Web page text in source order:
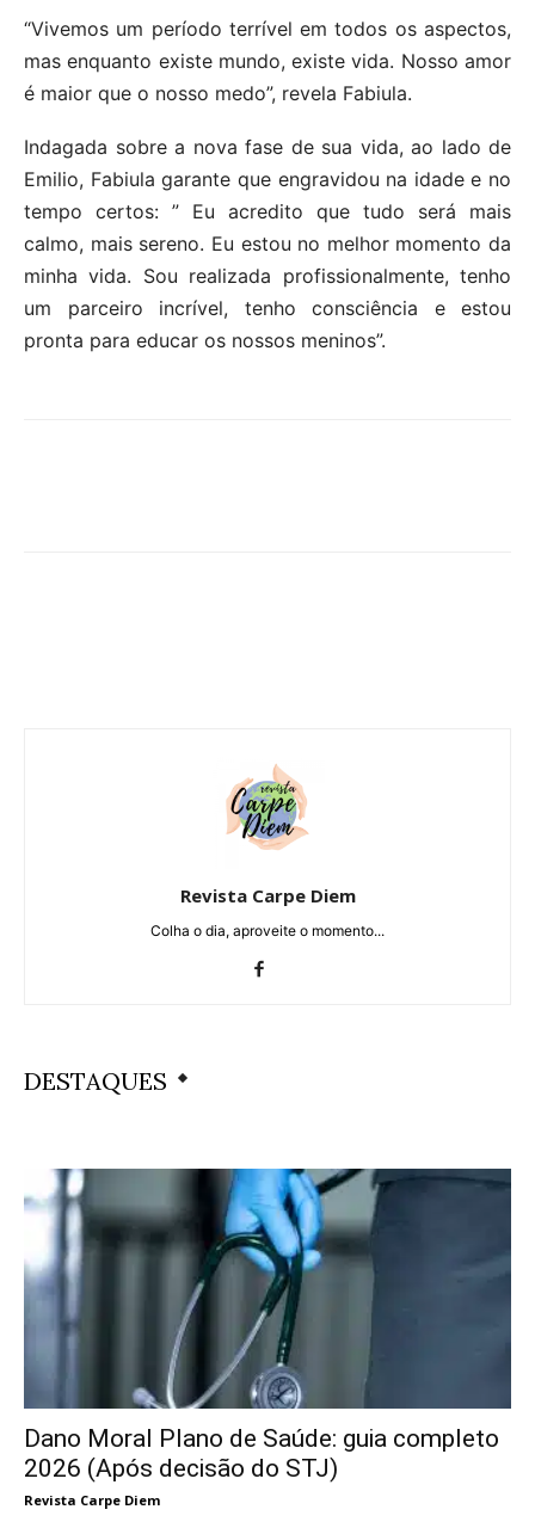
“Vivemos um período terrível em todos os aspectos,
mas enquanto existe mundo, existe vida. Nosso amor
é maior que o nosso medo”, revela Fabiula.
Indagada sobre a nova fase de sua vida, ao lado de
Emilio, Fabiula garante que engravidou na idade e no
tempo certos: ” Eu acredito que tudo será mais
calmo, mais sereno. Eu estou no melhor momento da
minha vida. Sou realizada profissionalmente, tenho
um parceiro incrível, tenho consciência e estou
pronta para educar os nossos meninos”.
Revista Carpe Diem
Colha o dia, aproveite o momento...
DESTAQUES
Dano Moral Plano de Saúde: guia completo
2026 (Após decisão do STJ)
Revista Carpe Diem